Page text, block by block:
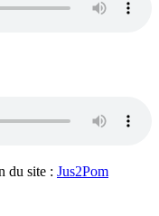
du site : Jus2Pom